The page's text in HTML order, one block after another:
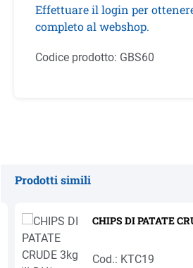
Effettuare il login per
completo al webshop.
Codice prodotto: GBS60
Prodotti simili
CHIPS DI PATATE
Cod.: KTC19